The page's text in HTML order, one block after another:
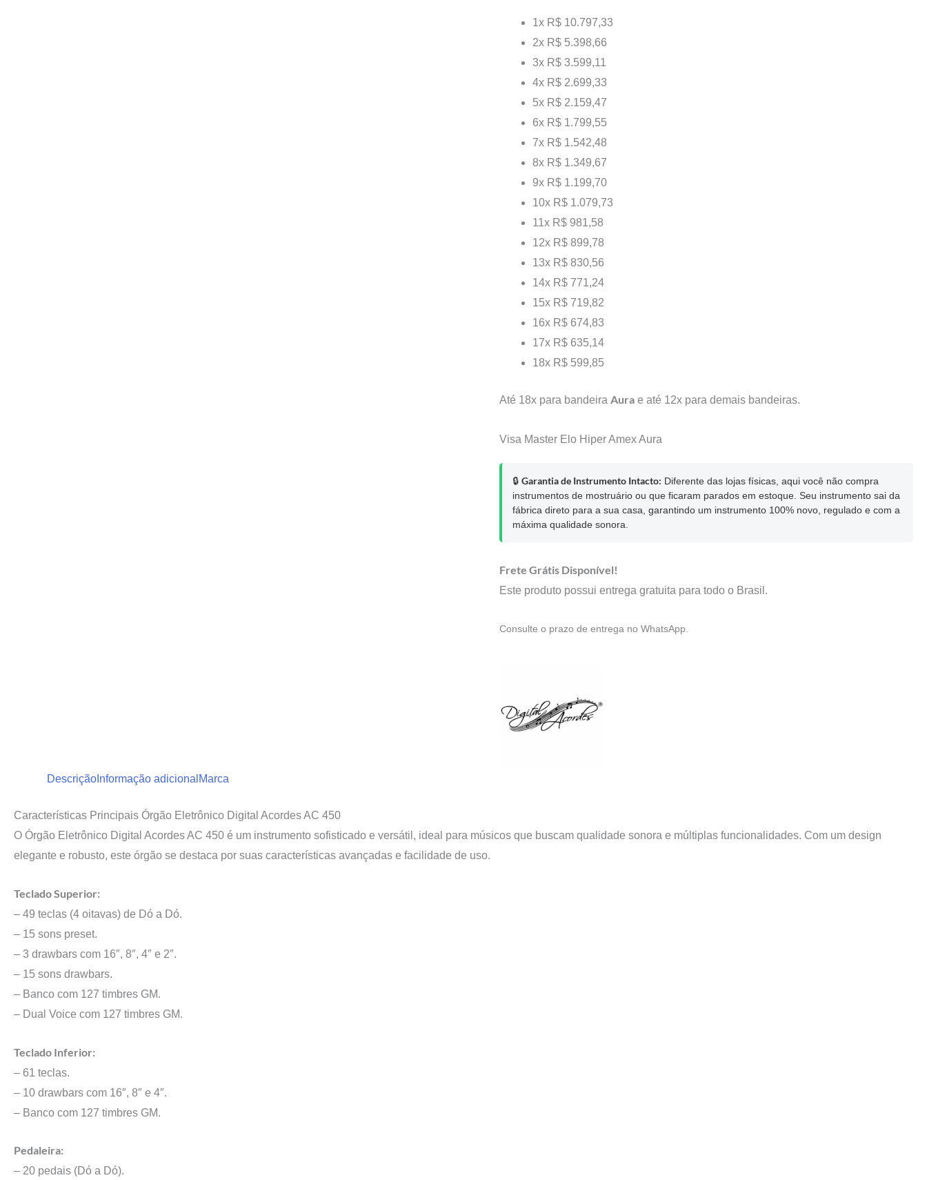
1x R$ 10.797,33
2x R$ 5.398,66
3x R$ 3.599,11
4x R$ 2.699,33
5x R$ 2.159,47
6x R$ 1.799,55
7x R$ 1.542,48
8x R$ 1.349,67
9x R$ 1.199,70
10x R$ 1.079,73
11x R$ 981,58
12x R$ 899,78
13x R$ 830,56
14x R$ 771,24
15x R$ 719,82
16x R$ 674,83
17x R$ 635,14
18x R$ 599,85
Até 18x para bandeiraAura e até 12x para demais bandeiras.
Visa Master Elo HiperAmexAura
🔒Garantia de Instrumento Intacto: Diferente das lojas físicas, aqui você não compra
instrumentos de mostruário ou que ficaram parados em estoque. Seu instrumento sai da
fábrica direto para a sua casa, garantindo um instrumento 100% novo, regulado e com a
máxima qualidade sonora.
Frete Grátis Disponível!
Este produto possui entrega gratuita para todo o Brasil.
Consulte o prazo de entrega no WhatsApp.
Descrição Informação adicional Marca
Características Principais Órgão Eletrônico Digital Acordes AC 450
O Órgão Eletrônico Digital Acordes AC 450 é um instrumento sofisticado e versátil, ideal para músicos que buscam qualidade sonora e múltiplas funcionalidades. Com um design
elegante e robusto, este órgão se destaca por suas características avançadas e facilidade de uso.
Teclado Superior:
– 49 teclas (4 oitavas) de Dó a Dó.
– 15 sons preset.
– 3 drawbars com 16″, 8″, 4″ e 2″.
– 15 sons drawbars.
– Banco com 127 timbres GM.
– Dual Voice com 127 timbres GM.
Teclado Inferior:
– 61 teclas.
– 10 drawbars com 16″, 8″ e 4″.
– Banco com 127 timbres GM.
Pedaleira:
– 20 pedais (Dó a Dó).